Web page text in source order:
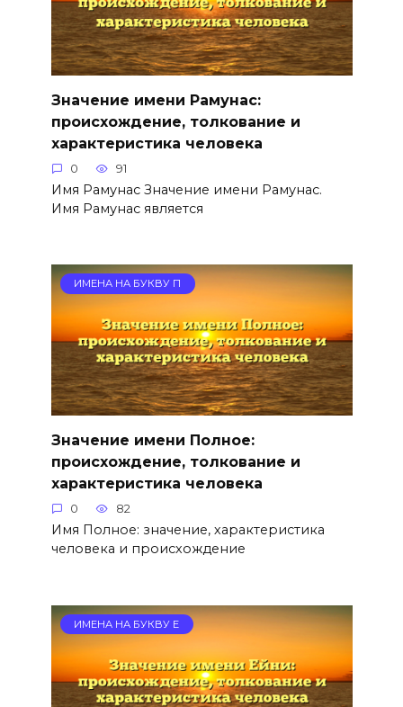
Значение имени Рамунас:
происхождение, толкование и
характеристика человека
0 91
Имя Рамунас Значение имени Рамунас.
Имя Рамунас является
ИМЕНА НА БУКВУ П
Значение имени Полное:
происхождение, толкование и
характеристика человека
0 82
Имя Полное: значение, характеристика
человека и происхождение
ИМЕНА НА БУКВУ Е